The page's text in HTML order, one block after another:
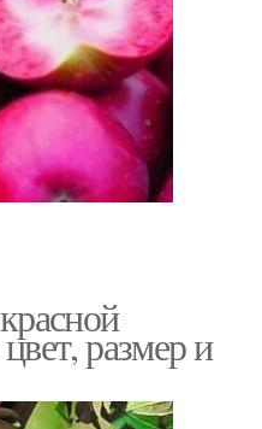
размер и